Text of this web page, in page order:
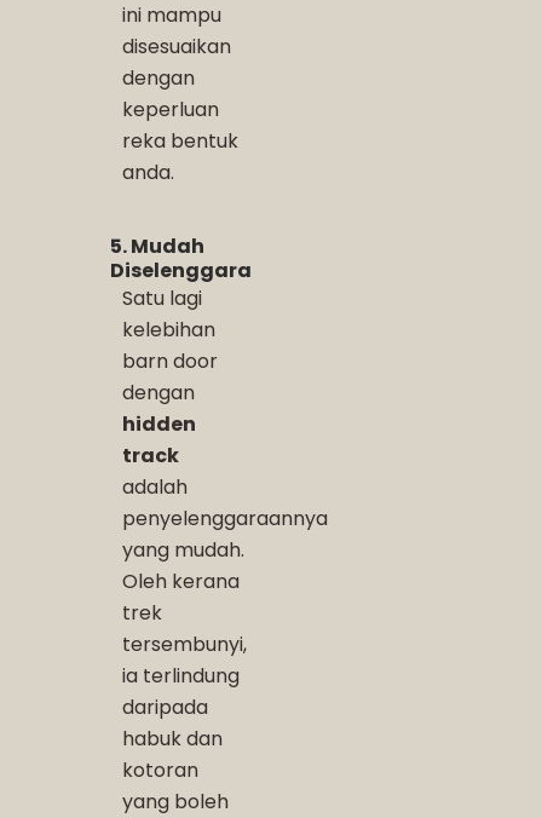
ini mampu
disesuaikan
dengan
keperluan
reka bentuk
anda.
5. Mudah
Diselenggara
Satu lagi
kelebihan
barn door
dengan
hidden
track
adalah
penyelenggaraannya
yang mudah.
Oleh kerana
trek
tersembunyi,
ia terlindung
daripada
habuk dan
kotoran
yang boleh